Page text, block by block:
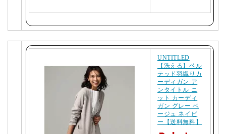
UNTITLED
【洗える】ベル
テッド羽織りカ
ーディガン ア
ンタイトル ニ
ット カーディ
ガン グレー ベ
ージュ ネイビ
ー【送料無料】